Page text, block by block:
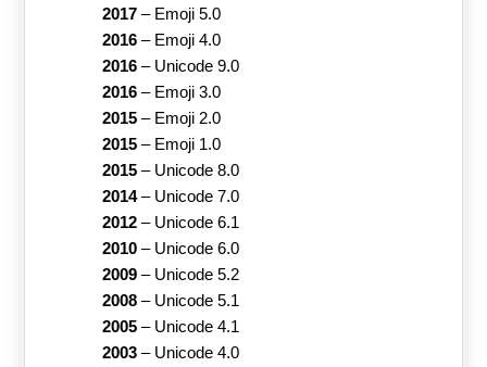
2017– Emoji 5.0
2016– Emoji 4.0
2016– Unicode 9.0
2016– Emoji 3.0
2015– Emoji 2.0
2015– Emoji 1.0
2015– Unicode 8.0
2014– Unicode 7.0
2012– Unicode 6.1
2010– Unicode 6.0
2009– Unicode 5.2
2008– Unicode 5.1
2005– Unicode 4.1
2003– Unicode 4.0